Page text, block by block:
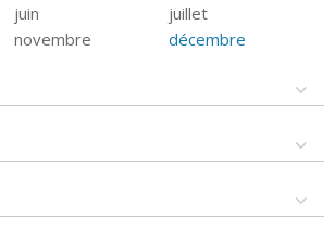
juin
juillet
novembre décembre